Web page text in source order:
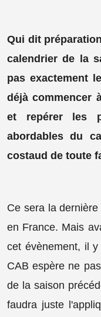
Qui dit
calendrier de la
pas exactement
déjà commencer
et repérer les
abordables du
costaud de toute
Ce sera la
en France. Mais
cet évènement, il
CAB espère ne
de la saison
faudra juste